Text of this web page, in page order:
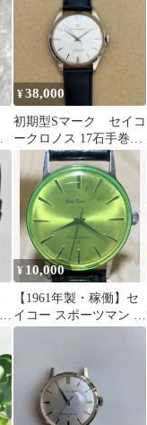
¥38,000
初期型Sマーク セイコ
ークロノス 17石手巻き
オーバーホール済み
¥ 10,000
【1961年製・稼働】セ
イコー スポーツマン 手
巻き 17石 グリーンカラ